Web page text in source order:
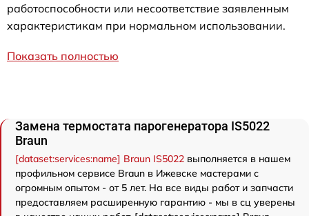
работоспособности или несоответствие заявленным
характеристикам при нормальном использовании.
Показать полностью
Замена термостата парогенератора IS5022
Braun
[dataset:services:name] Braun IS5022 выполняется в нашем
профильном сервисе Braun в Ижевске мастерами с
огромным опытом - от 5 лет. На все виды работ и запчасти
предоставляем расширенную гарантию - мы в сц уверены